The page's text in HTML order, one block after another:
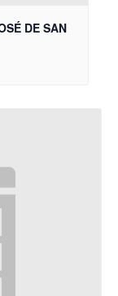
DE SAN